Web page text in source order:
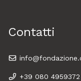
Contatti
+39 080 4959372